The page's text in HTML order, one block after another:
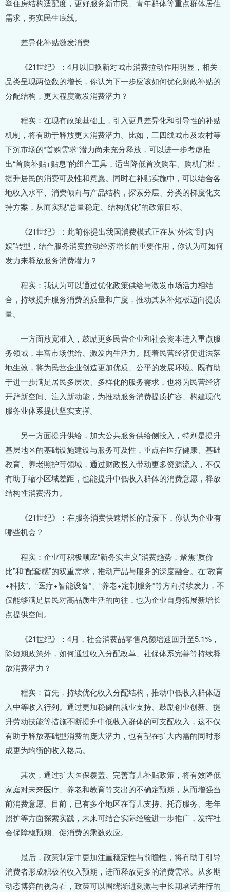
举住房结构适配度，更好服务新市民、青年群体等重点群体居住
需求，夯实民生底线。
差异化补贴激发消费
《21世纪》：4月以旧换新对城市消费拉动作用明显，相关
品类呈现两位数的增长，你认为下一步应该如何优化财政补贴的
分配结构，更大程度激发消费潜力？
程实：在现有政策基础上，引入更具差异化和引导性的补贴
机制，将有助于释放更大消费潜力。比如，三四线城市及农村等
下沉市场的“首购需求”潜力尚未充分释放，可以进一步考虑推
出“首购补贴+贴息”的组合工具，适当降低首次购车、购机门槛，
提升居民的消费可及性和意愿。同时在补贴实施中，可以结合各
地收入水平、消费倾向与产品结构，探索分层、分类的梯度化支
持方案，从而实现“总量稳定、结构优化”的政策目标。
《21世纪》：此前你提出我国消费模式正在从“外炫”到“内
娱”转型，结合服务消费拉动经济增长的重要作用，你认为可如何
发力来释放服务消费潜力？
程实：我认为可以通过优化政策供给与激发市场活力相结
合，持续提升服务消费的质量和广度，推动其从补短板迈向提质
量。
一方面放宽准入，鼓励更多民营企业和社会资本进入重点服
务领域，丰富市场供给、激发内生活力。随着民营经济促进法落
地生效，将为民营企业创造更加优质、公平的发展环境。既有助
于进一步满足居民多层次、多样化的服务需求，也将为民营经济
开辟新空间、注入新动能，为推动服务消费提质扩容、构建现代
服务业体系提供坚实支撑。
另一方面提升供给，加大公共服务供给侧投入，特别是提升
基层地区的基础设施建设与服务可及性，重点在医疗健康、基础
教育、养老照护等领域，通过财政投入带动更多资源流入，不仅
有助于缩小区域差距，也能提升中低收入群体的消费意愿，释放
结构性消费潜力。
《21世纪》：在服务消费快速增长的背景下，你认为企业有
哪些机会？
程实：企业可积极顺应“新务实主义”消费趋势，聚焦“质价
比”和“配套感”的双重需求，推动产品与服务的深度融合。在“教育
+科技”、“医疗+智能设备”、“养老+定制服务”等方向持续发力，不
仅能够满足居民对高品质生活的向往，也为企业自身拓展新增长
点提供空间。
《21世纪》：4月，社会消费品零售总额增速回升至5.1%，
除短期政策外，如何通过收入分配改革、社保体系完善等持续释
放消费潜力？
程实：首先，持续优化收入分配结构，推动中低收入群体迈
入中等收入行列。通过更加稳健的就业支持、鼓励创业创新、提
升劳动技能等措施不断提升中低收入群体的可支配收入，这不仅
有助于释放基础型消费的庞大潜力，也有望在扩大内需的同时形
成更为均衡的收入格局。
其次，通过扩大医保覆盖、完善育儿补贴政策，将有效降低
家庭对未来医疗、养老和教育等支出的不确定预期，从而增强当
前消费意愿。目前，已有多个地区在育儿支持、托育服务、老年
照护等方面探索实践，未来可结合实际经验进一步推广，发挥社
会保障稳预期、促消费的乘数效应。
最后，政策制定中更加注重稳定性与前瞻性，将有助于引导
消费者形成积极的收入预期，进而释放更多的消费需求。从多期
动态博弈的视角看，政策可以围绕渐进刺激与中长期承诺并行的